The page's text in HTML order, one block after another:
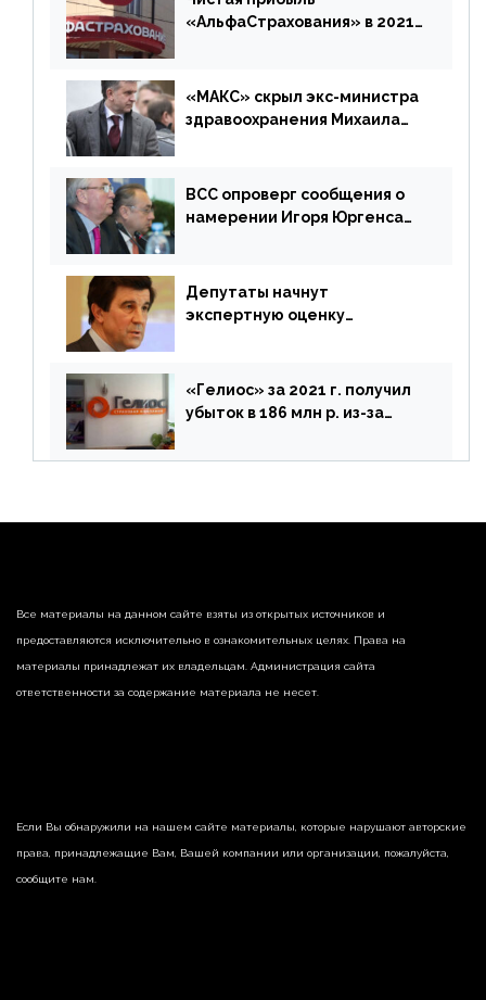
«АльфаСтрахования» в 2021
«МАКС» скрыл экс-министра
здравоохранения Михаила
ВСС опроверг сообщения о
намерении Игоря Юргенса
Депутаты начнут
экспертную оценку
«Гелиос» за 2021 г. получил
убыток в 186 млн р. из-за
реализации недвижимости
Все материалы на данном сайте взяты из открытых источников и
предоставляются исключительно в ознакомительных целях. Права на
материалы принадлежат их владельцам. Администрация сайта
ответственности за содержание материала не несет.
Если Вы обнаружили на нашем сайте материалы, которые нарушают авторские
права, принадлежащие Вам, Вашей компании или организации, пожалуйста,
сообщите нам.